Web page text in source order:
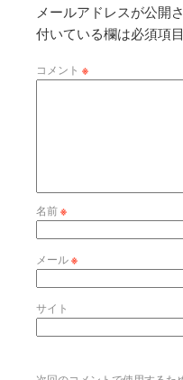
メールアドレスが公開
付いている欄は必須項
コメント ※
名前※
メール※
サイト